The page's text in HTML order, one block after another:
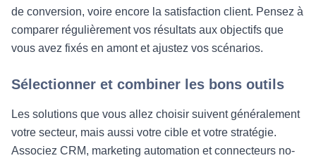
de conversion, voire encore la satisfaction client. Pensez à
comparer régulièrement vos résultats aux objectifs que
vous avez fixés en amont et ajustez vos scénarios.
Sélectionner et combiner les bons outils
Les solutions que vous allez choisir suivent généralement
votre secteur, mais aussi votre cible et votre stratégie.
Associez CRM, marketing automation et connecteurs no-